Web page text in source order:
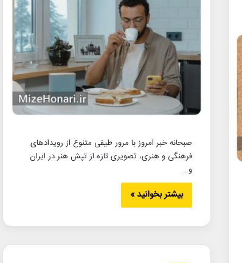
صبحانه خبر امروز با مرور طیفی متنوع از رویدادهای
فرهنگی و هنری، تصویری تازه از تپش هنر در ایران
و…
بیشتر بخوانید »